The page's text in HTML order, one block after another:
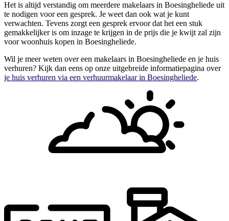
Het is altijd verstandig om meerdere makelaars in Boesingheliede uit
te nodigen voor een gesprek. Je weet dan ook wat je kunt
verwachten. Tevens zorgt een gesprek ervoor dat het een stuk
gemakkelijker is om inzage te krijgen in de prijs die je kwijt zal zijn
voor woonhuis kopen in Boesingheliede.
Wil je meer weten over een makelaars in Boesingheliede en je huis
verhuren? Kijk dan eens op onze uitgebreide informatiepagina over
je huis verhuren via een verhuurmakelaar in Boesingheliede.